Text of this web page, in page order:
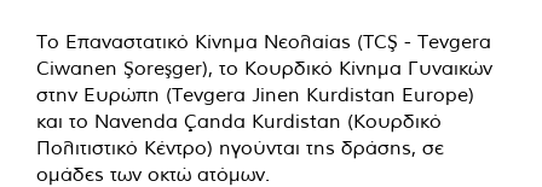
Το Επαναστατικό Κίνημα Νεολαίας (TCŞ - Tevgera
Ciwanen Şoreşger), το Κουρδικό Κίνημα Γυναικών
στην Ευρώπη (Tevgera Jinen Kurdistan Europe)
και το Navenda Çanda Kurdistan (Κουρδικό
Πολιτιστικό Κέντρο) ηγούνται της δράσης, σε
ομάδες των οκτώ ατόμων.